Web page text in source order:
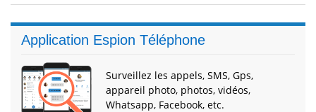
Application Espion Téléphone
Surveillez les appels, SMS, Gps,
appareil photo, photos, vidéos,
Whatsapp, Facebook, etc.